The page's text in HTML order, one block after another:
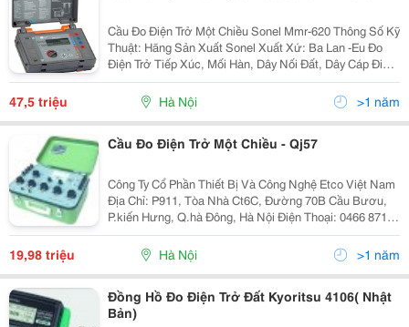
Cầu Đo Điện Trở Một Chiều Sonel Mmr-620 Thông Số Kỹ
Thuật: Hãng Sản Xuất Sonel Xuất Xứ: Ba Lan -Eu Đo
Điện Trở Tiếp Xúc, Mối Hàn, Dây Nối Đất, Dây Cáp Điện,
Động Cơ, Máy Biến Áp&Hellip; Giải Đo/ Độ Phân Giải
0...999ΜΩ /1&Mu
47,5 triệu Hà Nội >1 năm
Cầu Đo Điện Trở Một Chiều - Qj57
Công Ty Cổ Phần Thiết Bị Và Công Nghệ Etco Việt Nam
Địa Chỉ: P911, Tòa Nhà Ct6C, Đường 70B Cầu Bươu,
P.kiến Hưng, Q.hà Đông, Hà Nội Điện Thoại: 0466 871
848 Fax: 0466 871 849 Hotline: 0902 340 660 Email:
19,98 triệu Hà Nội >1 năm
Đồng Hồ Đo Điện Trở Đất Kyoritsu 4106( Nhật
Bản)